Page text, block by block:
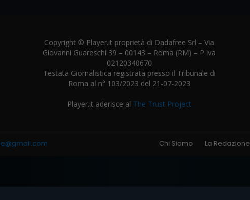
Copyright © Player.it proprietà di Dadafree Srl – Via
Giovanni Guareschi 39 – 00143 – Roma (RM) – P.Iva
02120340670
Testata Giornalistica registrata presso il Tribunale di
Roma al n° 103/2023 del 21-07-2023
Player.it aderisce al The Trust Project
Chi Siamo La Redazione